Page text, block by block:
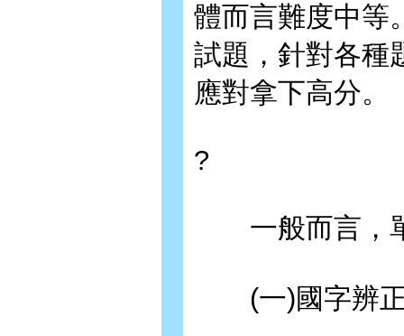
體而言難度中等
試題，針對各種
應對拿下高分。
?
一般而言，單
(一)國字辨